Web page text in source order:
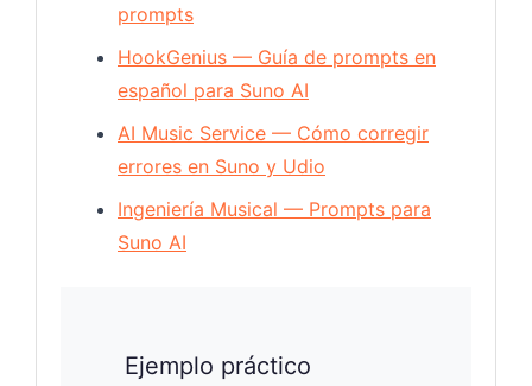
prompts
HookGenius — Guía de prompts en
español para Suno AI
AI Music Service — Cómo corregir
errores en Suno y Udio
Ingeniería Musical — Prompts para
Suno AI
Ejemplo práctico